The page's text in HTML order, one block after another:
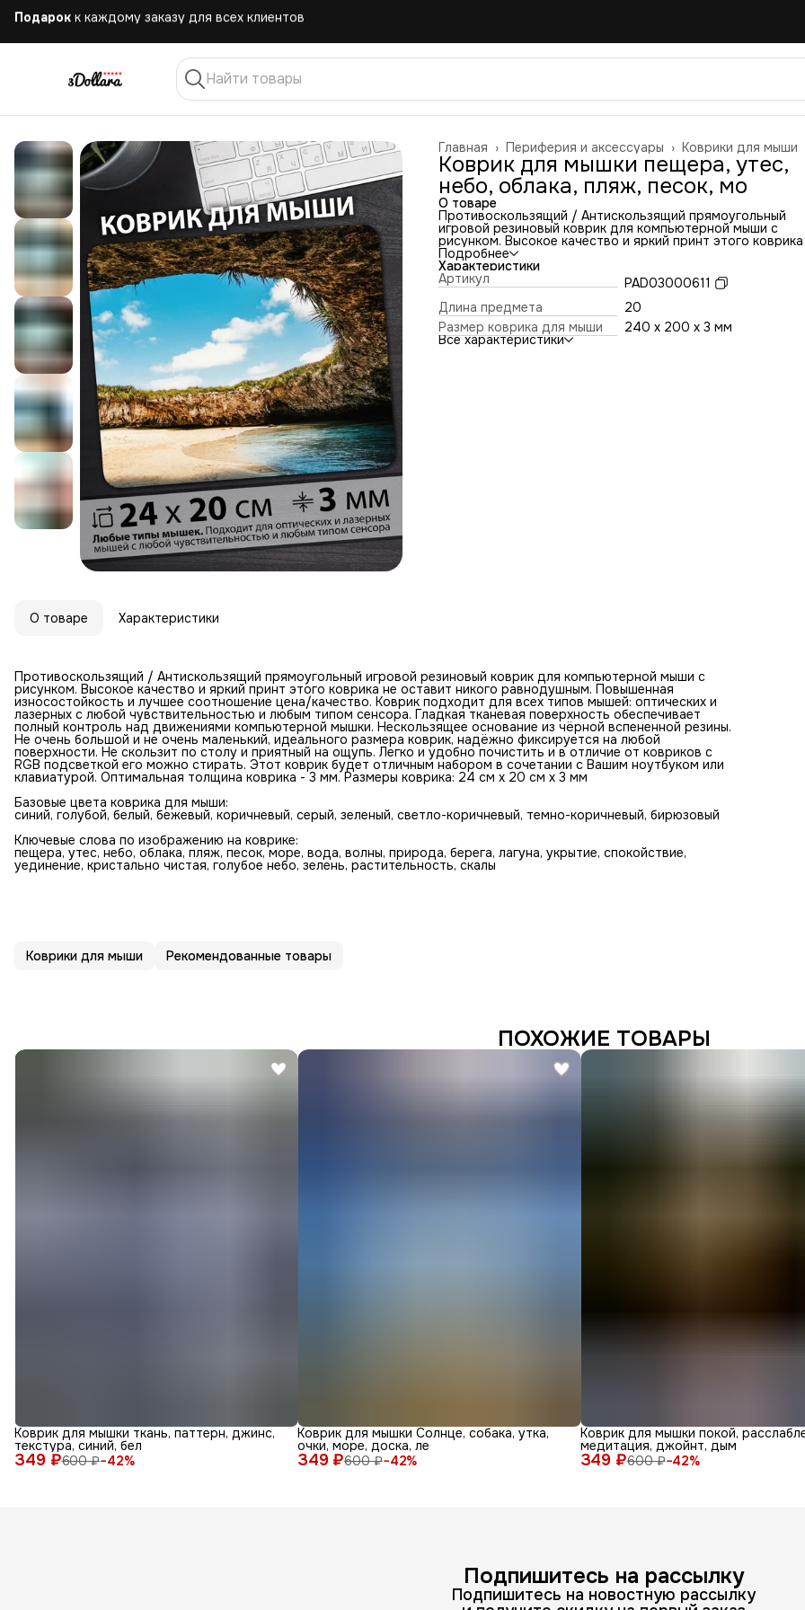
Бесплатная доставка при заказе от 10.000 руб.
Коврики для мыши
Периферия и аксессуары ›
Главная ›
Коврик для мышки пещера, утес,
небо, облака, пляж, песок, мо
О товаре
Противоскользящий / Антискользящий прямоугольный
игровой резиновый коврик для компьютерной мыши с
рисунком. Высокое качество и яркий принт этого коврика
оставит никого равнодушным. Повышенная
и лучшее соотношение цена/качество. Коврик подходит
всех типов мышей: оптических и лазерных с любой
чувствительностью и любым типом сенсора. Гладкая
тканевая поверхность обеспечивает полный контроль над
движениями компьютерной мышки. Нескользящее
из чёрной вспененной резины. Не очень большой и не
маленький, идеального размера коврик, надёжно
Подробнее
Характеристики
Артикул
PAD03000611
Длина предмета
20
Размер коврика для мыши
240 x 200 x 3 мм
Все характеристики
О товаре Характеристики
Противоскользящий / Антискользящий прямоугольный игровой резиновый коврик для компьютерной мыши с
рисунком. Высокое качество и яркий принт этого коврика не оставит никого равнодушным. Повышенная
износостойкость и лучшее соотношение цена/качество. Коврик подходит для всех типов мышей: оптических и
лазерных с любой чувствительностью и любым типом сенсора. Гладкая тканевая поверхность обеспечивает
полный контроль над движениями компьютерной мышки. Нескользящее основание из чёрной вспененной резины.
Не очень большой и не очень маленький, идеального размера коврик, надёжно фиксируется на любой
поверхности. Не скользит по столу и приятный на ощупь. Легко и удобно почистить и в отличие от ковриков с
RGB подсветкой его можно стирать. Этот коврик будет отличным набором в сочетании с Вашим ноутбуком или
клавиатурой. Оптимальная толщина коврика - 3 мм. Размеры коврика: 24 см x 20 см x 3 мм
Базовые цвета коврика для мыши:
синий, голубой, белый, бежевый, коричневый, серый, зеленый, светло-коричневый, темно-коричневый, бирюзовый
Ключевые слова по изображению на коврике:
пещера, утес, небо, облака, пляж, песок, море, вода, волны, природа, берега, лагуна, укрытие, спокойствие,
уединение, кристально чистая, голубое небо, зелень, растительность, скалы
Коврики для мыши Рекомендованные товары
ПОХОЖИЕ ТОВАРЫ
349 ₽600 ₽−42%
Коврик для мышки ткань, паттерн, джинс,
текстура, синий, бел
349 ₽600 ₽−42%
Коврик для мышки Солнце, собака, утка,
очки, море, доска, ле
349 ₽600 ₽−42%
Коврик для мышки покой,
медитация, джойнт, дым
Подпишитесь на рассылку
Подпишитесь на новостную рассылку